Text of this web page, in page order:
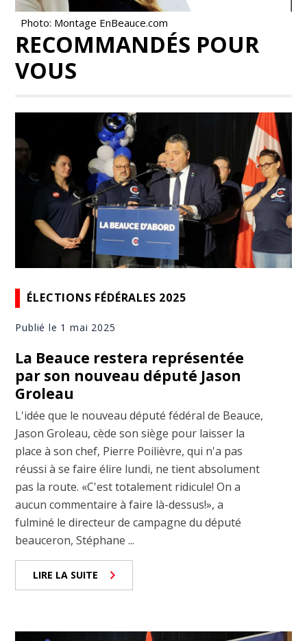
Photo: Montage EnBeauce.com
RECOMMANDÉS POUR
VOUS
ÉLECTIONS FÉDÉRALES 2025
Publié le 1 mai 2025
La Beauce restera représentée
par son nouveau député Jason
Groleau
L'idée que le nouveau député fédéral de Beauce,
Jason Groleau, cède son siège pour laisser la
place à son chef, Pierre Poilièvre, qui n'a pas
réussi à se faire élire lundi, ne tient absolument
pas la route. «C'est totalement ridicule! On a
aucun commentaire à faire là-dessus!», a
fulminé le directeur de campagne du député
beauceron, Stéphane ...
LIRE LA SUITE